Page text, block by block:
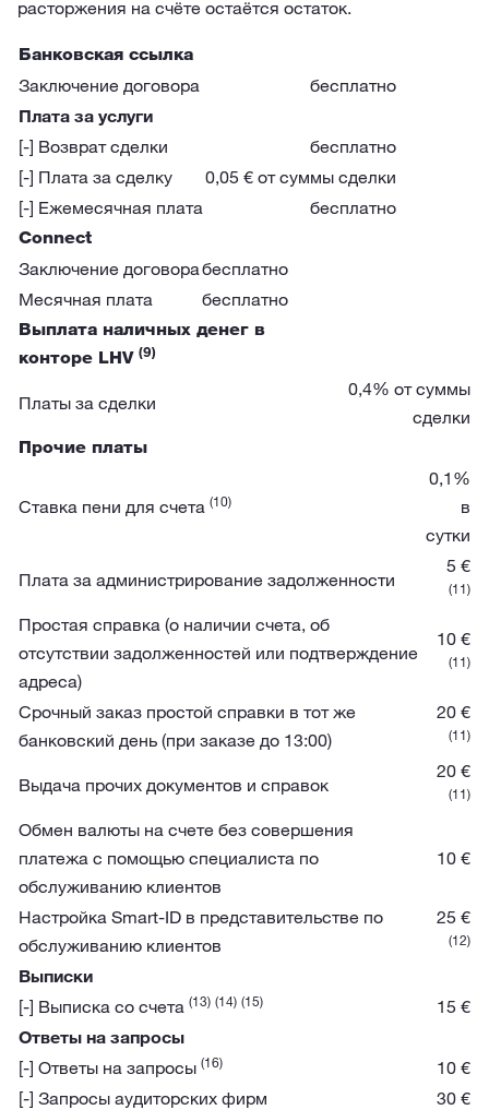
расторжения на счёте остаётся остаток.
Банковская ссылка
Заключение договора
бесплатно
Плата за услуги
[-] Возврат сделки
бесплатно
[-] Плата за сделку
0,05 € от суммы сделки
[-] Ежемесячная плата
бесплатно
Connect
Заключение договорабесплатно
Месячная плата
бесплатно
Выплата наличных денег в
конторе LHV (9)
Платы за сделки
0,4% от суммы
сделки
Прочие платы
Ставка пени для счета (10)
0,1%
в
сутки
Плата за администрирование задолженности
5 €
(11)
Простая справка (о наличии счета, об
отсутствии задолженностей или подтверждение
адреса)
10 €
(11)
Срочный заказ простой справки в тот же
банковский день (при заказе до 13:00)
20 €
(11)
Выдача прочих документов и справок
20 €
(11)
Обмен валюты на счете без совершения
платежа с помощью специалиста по
обслуживанию клиентов
10 €
Настройка Smart-ID в представительстве по
обслуживанию клиентов
25 €
(12)
Выписки
[-] Выписка со счета (13) (14) (15)
15 €
Ответы на запросы
[-] Ответы на запросы (16)
10 €
[-] Запросы аудиторских фирм
30 €